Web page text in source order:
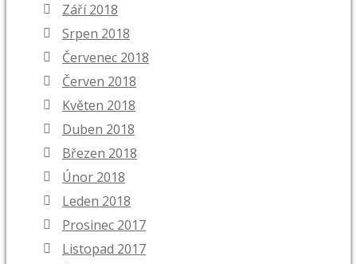
Září 2018
Srpen 2018
Červenec 2018
Červen 2018
Květen 2018
Duben 2018
Březen 2018
Únor 2018
Leden 2018
Prosinec 2017
Listopad 2017